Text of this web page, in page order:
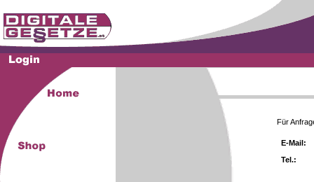
Für
E-Mail:
Tel.: